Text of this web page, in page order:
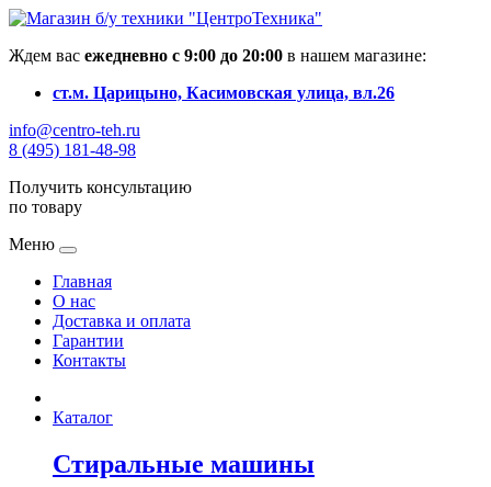
Ждем вас ежедневно с 9:00 до 20:00 в нашем магазине:
ст.м. Царицыно, Касимовская улица, вл.26
info@centro-teh.ru
8 (495) 181-48-98
Получить консультацию
по товару
Меню
Главная
О нас
Доставка и оплата
Гарантии
Контакты
Каталог
Стиральные машины